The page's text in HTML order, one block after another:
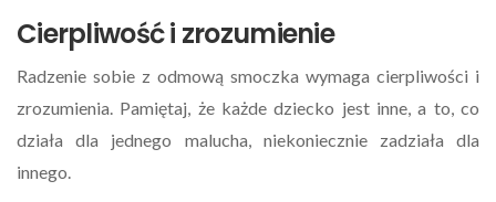
Cierpliwość i zrozumienie
Radzenie sobie z odmową smoczka wymaga cierpliwości i
zrozumienia. Pamiętaj, że każde dziecko jest inne, a to, co
działa dla jednego malucha, niekoniecznie zadziała dla
innego.